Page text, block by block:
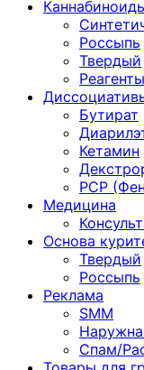
Россыпь
Твердый
Реагенты
Бутират
Кетамин
PCP
Медицина
Основа
Твердый
Россыпь
Реклама
SMM
Спам/